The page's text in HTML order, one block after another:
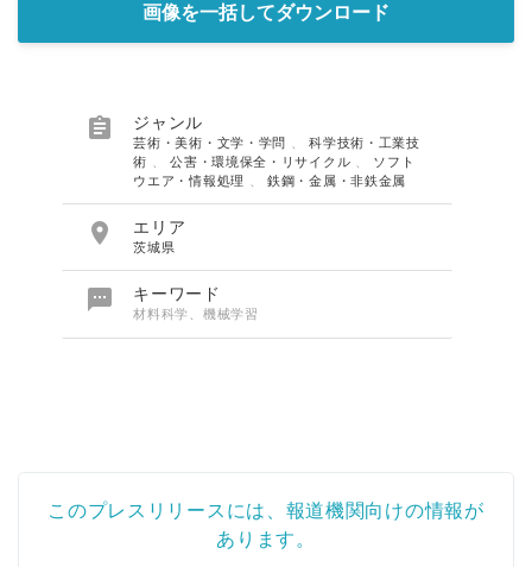
画像を一括してダウンロード
 ジャンル
芸術・美術・文学・学問 、科学技術・工業技
術
、公害・環境保全・リサイクル
ソフト
ウエア・情報処理
、鉄鋼・金属・非鉄金属
 エリア
茨城県
 キーワード
材料科学、機械学習
このプレスリリースには、報道機関向けの情報が
あります。